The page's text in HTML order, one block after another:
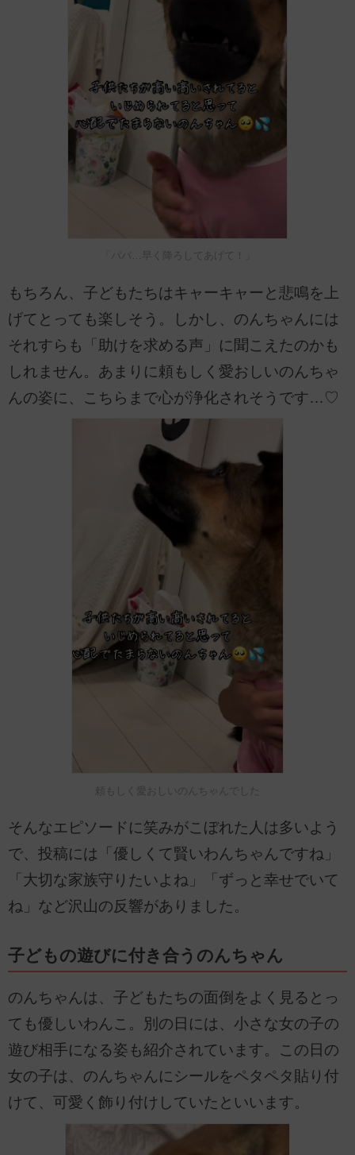
「パパ…早く降ろしてあげて！」
もちろん、子どもたちはキャーキャーと悲鳴を上
げてとっても楽しそう。しかし、のんちゃんには
それすらも「助けを求める声」に聞こえたのかも
しれません。あまりに頼もしく愛おしいのんちゃ
んの姿に、こちらまで心が浄化されそうです…♡
頼もしく愛おしいのんちゃんでした
そんなエピソードに笑みがこぼれた人は多いよう
で、投稿には「優しくて賢いわんちゃんですね」
「大切な家族守りたいよね」「ずっと幸せでいて
ね」など沢山の反響がありました。
子どもの遊びに付き合うのんちゃん
のんちゃんは、子どもたちの面倒をよく見るとっ
ても優しいわんこ。別の日には、小さな女の子の
遊び相手になる姿も紹介されています。この日の
女の子は、のんちゃんにシールをペタペタ貼り付
けて、可愛く飾り付けしていたといいます。